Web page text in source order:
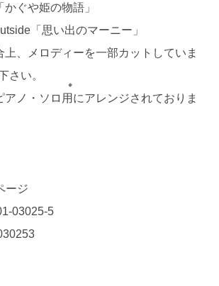
ぐや姫の物語」
「思い出のマーニー」
上、メロディーを一部カットしていま
さい。
アノ・ソロ用にアレンジされておりま
ージ
03025-5